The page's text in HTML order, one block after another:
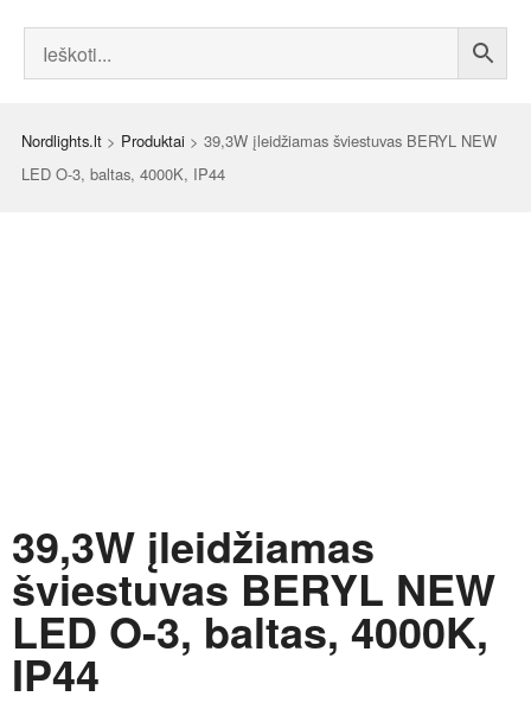
Nordlights.lt > Produktai > 39,3W įleidžiamas šviestuvas BERYL NEW
LED O-3, baltas, 4000K, IP44
39,3W įleidžiamas
šviestuvas BERYL NEW
LED O-3, baltas, 4000K,
IP44